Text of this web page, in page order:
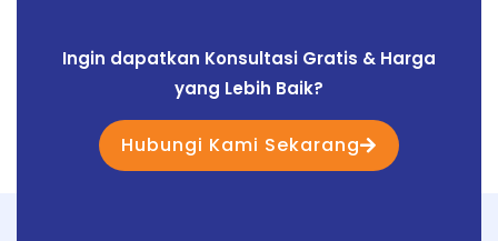
Ingin dapatkan Konsultasi Gratis & Harga
yang Lebih Baik?
Hubungi Kami Sekarang